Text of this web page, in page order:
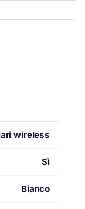
wireless
Sì
Bianco